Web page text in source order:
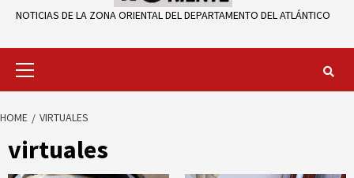
NOTICIAS DE LA ZONA ORIENTAL DEL DEPARTAMENTO DEL ATLÁNTICO
Primary
HOME VIRTUALES
virtuales